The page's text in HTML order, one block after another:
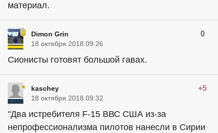
материал.
Dimon Grin 0
18 октября 2018 09:26
Сионисты готовят большой гавах.
kaschey +5
18 октября 2018 09:32
"Два истребителя F-15 ВВС США из-за
непрофессионализма пилотов нанесли в Сирии